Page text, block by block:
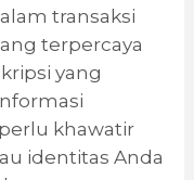
transaksi
terpercaya
yang
khawatir
identitas Anda